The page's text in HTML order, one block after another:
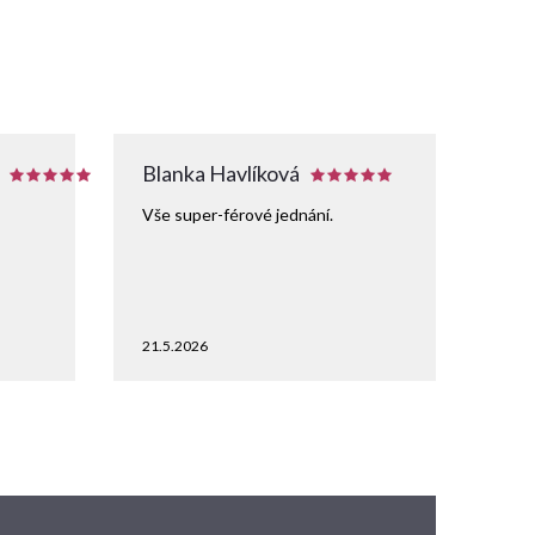
Blanka Havlíková
21.5.2026
Vše super-férové jednání.